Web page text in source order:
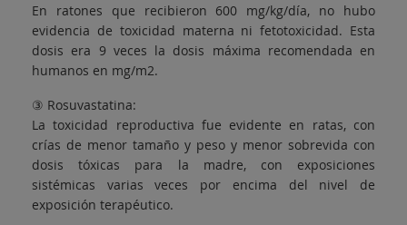
En ratones que recibieron 600 mg/kg/día, no hubo
evidencia de toxicidad materna ni fetotoxicidad. Esta
dosis era 9 veces la dosis máxima recomendada en
humanos en mg/m2.
③ Rosuvastatina:
La toxicidad reproductiva fue evidente en ratas, con
crías de menor tamaño y peso y menor sobrevida con
dosis tóxicas para la madre, con exposiciones
sistémicas varias veces por encima del nivel de
exposición terapéutico.